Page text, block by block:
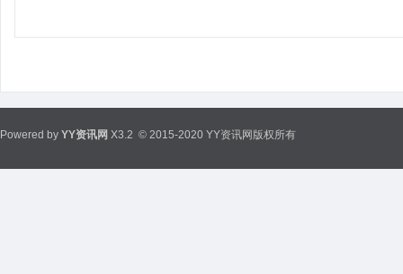
Powered by YY资讯网 X3.2 © 2015-2020 YY资讯网版权所有